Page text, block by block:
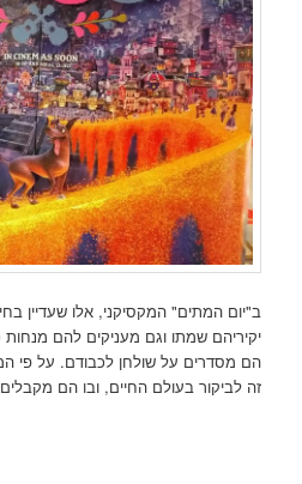
ב"יום המתים" המקסיקני, אלו שעדיין
יקיריהם שמתו וגם מעניקים להם מנחות
הם מסדרים על שולחן לכבודם. על פי
זה לביקור בעולם החיים, ובו הם